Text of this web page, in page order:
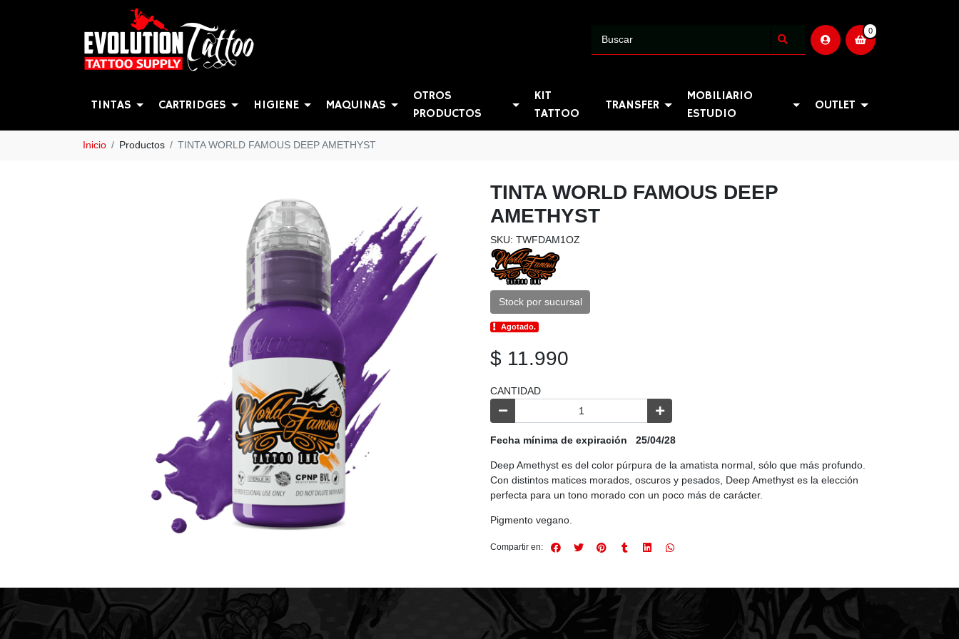
0
TINTAS CARTRIDGES HIGIENE MAQUINAS
OTROS
PRODUCTOS
KIT
TATTOO
TRANSFER
MOBILIARIO
ESTUDIO
OUTLET
Inicio Productos TINTA WORLD FAMOUS DEEP AMETHYST
TINTA WORLD FAMOUS DEEP
AMETHYST
SKU: TWFDAM1OZ
Stock por sucursal
Agotado.
$ 11.990
CANTIDAD
Fecha mínima de expiración 25/04/28
Deep Amethyst es del color púrpura de la amatista normal, sólo que más profundo.
Con distintos matices morados, oscuros y pesados, Deep Amethyst es la elección
perfecta para un tono morado con un poco más de carácter.
Pigmento vegano.
Compartir en: